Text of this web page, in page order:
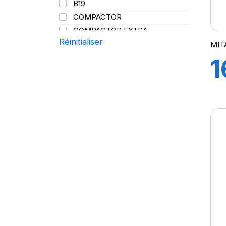
164
165
168
B19
COMPACTOR
COMPACTOR EXTRA
EM01
Réinitialiser